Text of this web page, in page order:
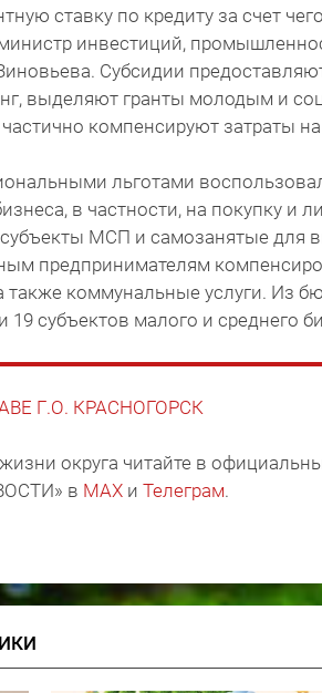
ставку по кредиту за счет
инвестиций,
Субсидии
выделяют гранты молодым и
компенсируют затраты
льготами
в частности, на покупку и
МСП и самозанятые для
предпринимателям
коммунальные услуги. Из
19 субъектов малого и среднего
Г.О. КРАСНОГОРСК
округа читайте в
в MAX и Телеграм.